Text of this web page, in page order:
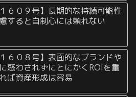
１６０９号】長期的な持続可能性
すると自制心には頼れない
１６０８号】表面的なブランドや
惑わされずにとにかくROIを重
ば資産形成は容易